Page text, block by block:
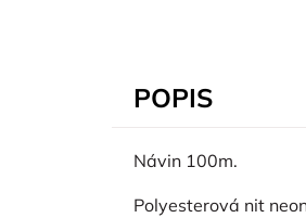
POPIS
Návin 100m.
Polyesterová nit